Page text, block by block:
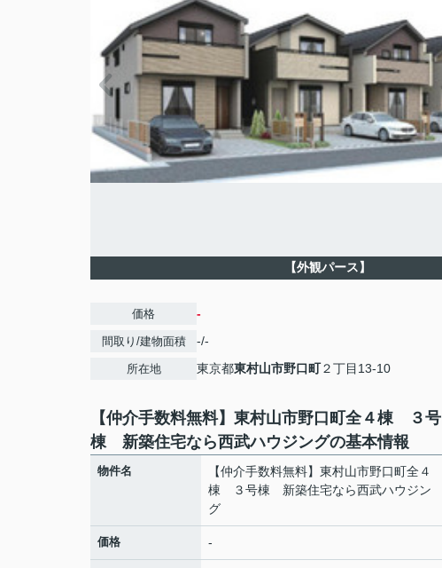
【外観パース】
価格 -
間取り/建物面積 -/-
所在地 東京都東村山市野口町２丁目13-10
【仲介手数料無料】東村山市野口町全４棟 ３号
棟 新築住宅なら西武ハウジングの基本情報
物件名
【仲介手数料無料】東村山市野口町全４
棟 ３号棟 新築住宅なら西武ハウジン
グ
価格 -